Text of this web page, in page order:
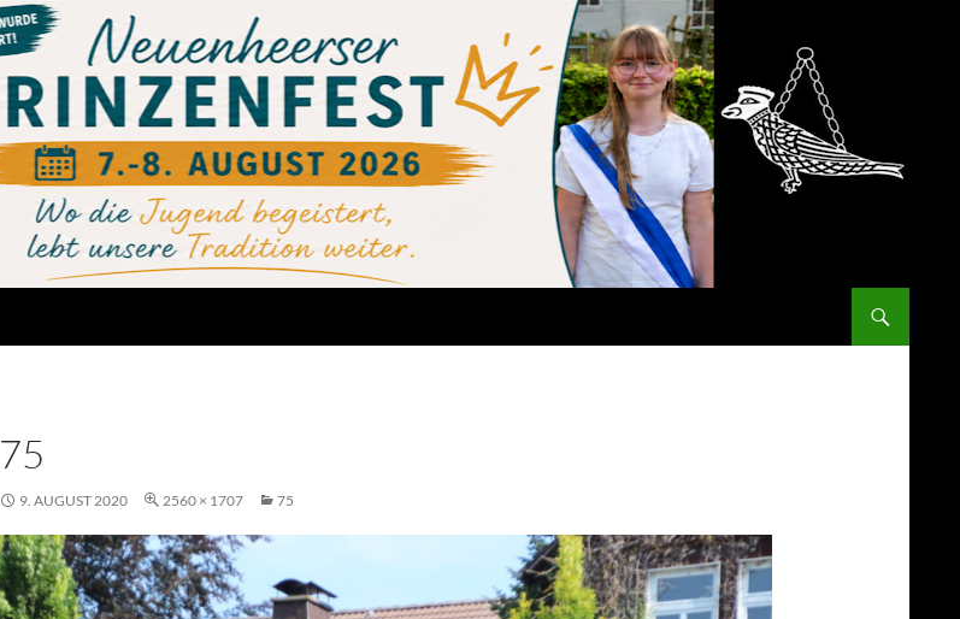
75
9. AUGUST 2020 2560 × 1707 75